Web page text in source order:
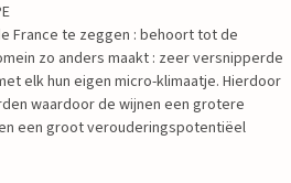
France te zeggen : behoort tot de
zo anders maakt : zeer versnipperde
elk hun eigen micro-klimaatje. Hierdoor
waardoor de wijnen een grotere
een groot verouderingspotentiëel